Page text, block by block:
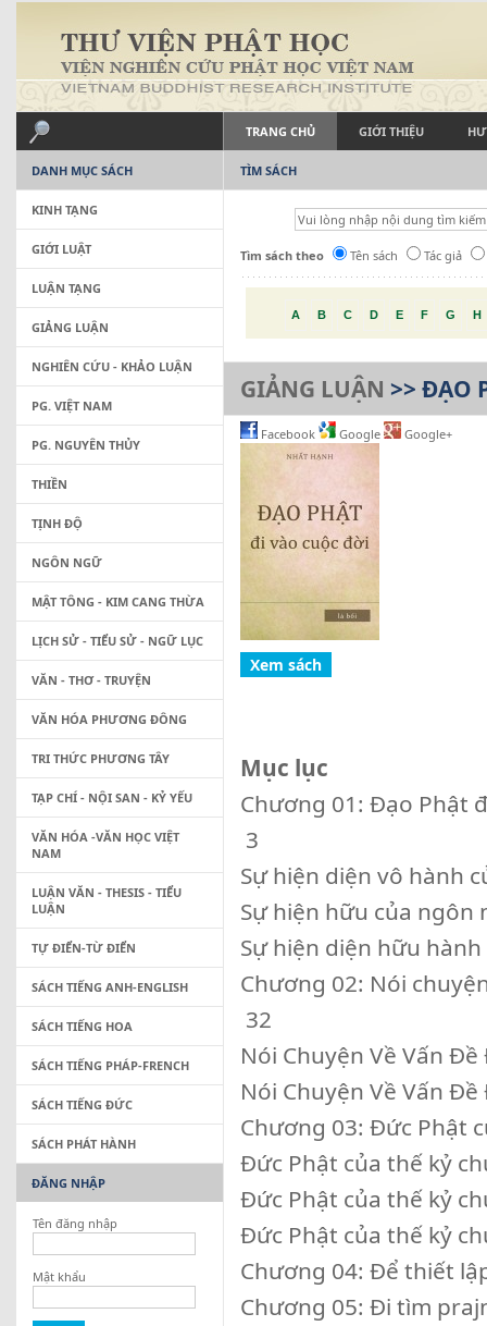
TRANG CHỦ GIỚI THIỆU
TÌM SÁCH
Tìm sách theo Tên sách Tác giả
A B C D E F G H
GIẢNG LUẬN >> ĐẠO
Facebook Google Google+
Mục lục
Chương 01: Đạo Phật
3
Sự hiện diện vô hành
Sự hiện hữu của ngôn
Sự hiện diện hữu
Chương 02: Nói
32
Nói Chuyện Về Vấn
Nói Chuyện Về Vấn
Chương 03: Đức Phật
Đức Phật của thế kỷ
Đức Phật của thế kỷ
Đức Phật của thế kỷ
Chương 04: Để thiết
Chương 05: Đi tìm
DANH MỤC SÁCH
KINH TẠNG
GIỚI LUẬT
LUẬN TẠNG
GIẢNG LUẬN
NGHIÊN CỨU - KHẢO LUẬN
PG. VIỆT NAM
PG. NGUYÊN THỦY
THIỀN
TỊNH ĐỘ
NGÔN NGỮ
MẬT TÔNG - KIM CANG THỪA
LỊCH SỬ - TIỂU SỬ - NGỮ LỤC
VĂN - THƠ - TRUYỆN
VĂN HÓA PHƯƠNG ĐÔNG
TRI THỨC PHƯƠNG TÂY
TẠP CHÍ - NỘI SAN - KỶ YẾU
VĂN HÓA -VĂN HỌC VIỆT
NAM
LUẬN VĂN - THESIS - TIỂU
LUẬN
TỰ ĐIỂN-TỪ ĐIỂN
SÁCH TIẾNG ANH-ENGLISH
SÁCH TIẾNG HOA
SÁCH TIẾNG PHÁP-FRENCH
SÁCH TIẾNG ĐỨC
SÁCH PHÁT HÀNH
ĐĂNG NHẬP
Tên đăng nhập
Mật khẩu